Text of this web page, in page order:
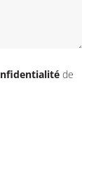
de